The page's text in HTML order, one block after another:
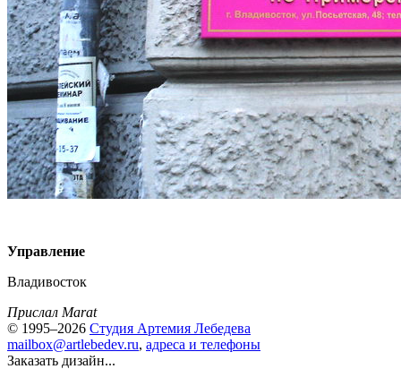
Управление
Владивосток
Прислал Marat
© 1995–2026 Студия Артемия Лебедева
mailbox@artlebedev.ru, адреса и телефоны
Заказать дизайн...